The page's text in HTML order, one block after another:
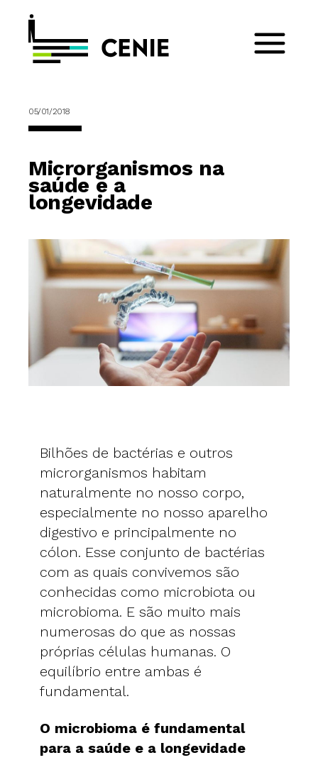
05/01/2018
Microrganismos na
saúde e a
longevidade
Bilhões de bactérias e outros
microrganismos habitam
naturalmente no nosso corpo,
especialmente no nosso aparelho
digestivo e principalmente no
cólon. Esse conjunto de bactérias
com as quais convivemos são
conhecidas como microbiota ou
microbioma. E são muito mais
numerosas do que as nossas
próprias células humanas. O
equilíbrio entre ambas é
fundamental.
O microbioma é fundamental
para a saúde e a longevidade